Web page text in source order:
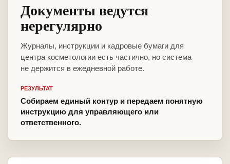
Документы ведутся
нерегулярно
Журналы, инструкции и кадровые бумаги для
центра косметологии есть частично, но система
не держится в ежедневной работе.
РЕЗУЛЬТАТ
Собираем единый контур и передаем понятную
инструкцию для управляющего или
ответственного.